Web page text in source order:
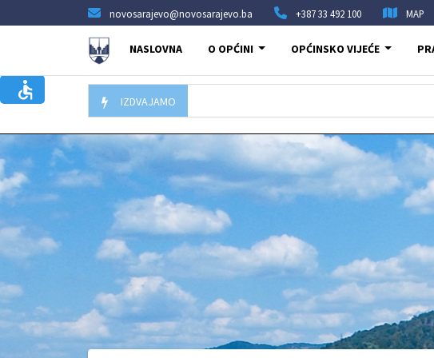
novosarajevo@novosarajevo.ba +387 33 492 100 MAP
NASLOVNA O OPĆINI OPĆINSKO VIJEĆE
IZDVAJAMO